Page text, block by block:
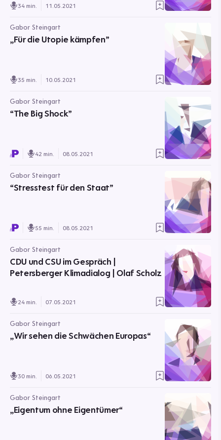
34 min. 11.05.2021
Gabor Steingart
„Für die Utopie kämpfen”
35 min. 10.05.2021
Gabor Steingart
“The Big Shock”
42 min. 08.05.2021
Gabor Steingart
“Stresstest für den Staat”
55 min. 08.05.2021
Gabor Steingart
CDU und CSU im Gespräch |
Petersberger Klimadialog | Olaf Scholz
24 min. 07.05.2021
Gabor Steingart
„Wir sehen die Schwächen Europas“
30 min. 06.05.2021
Gabor Steingart
„Eigentum ohne Eigentümer“